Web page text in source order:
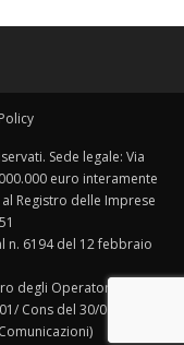
Sede legale: Via
euro interamente
Registro delle Imprese
n. 6194 del 12 febbraio
degli Operatori di
Cons del 30/06/01